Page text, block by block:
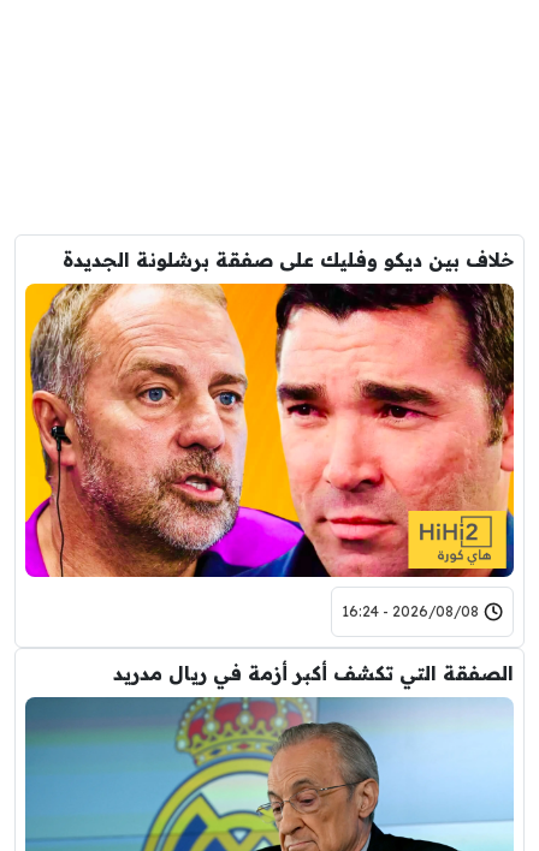
خلاف بين ديكو وفليك على صفقة برشلونة الجديدة
2026/08/08 - 16:24
الصفقة التي تكشف أكبر أزمة في ريال مدريد